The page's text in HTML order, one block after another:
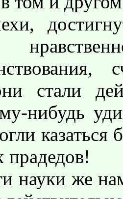
стали
нибудь
прадедов!
науки же